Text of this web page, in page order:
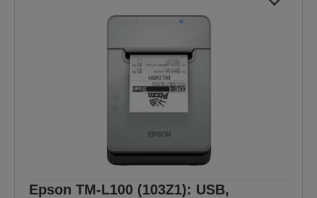
Epson TM-L100 (103Z1): USB,